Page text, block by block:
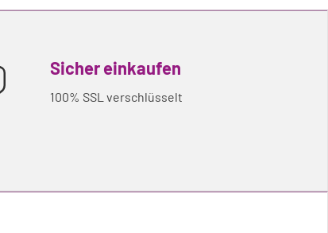
Sicher einkaufen
100% SSL verschlüsselt